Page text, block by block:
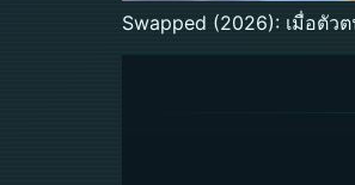
Swapped (2026): เมื่อตั